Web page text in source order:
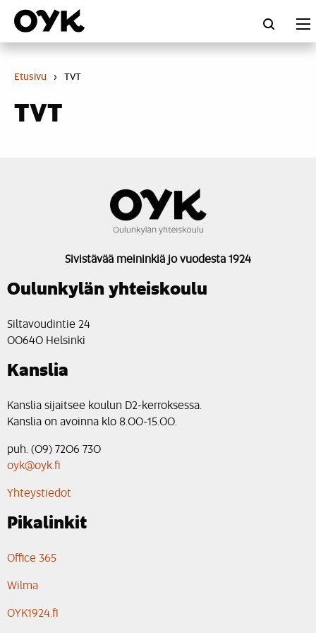
Skip
content
Etusivu › TVT
TVT
Sivistävää meininkiä jo vuodesta 1924
Oulunkylän yhteiskoulu
Siltavoudintie 24
00640 Helsinki
Kanslia
Kanslia sijaitsee koulun D2-kerroksessa.
Kanslia on avoinna klo 8.00-15.00.
puh. (09) 7206 730
oyk@oyk.fi
Yhteystiedot
Pikalinkit
Office 365
Wilma
OYK1924.fi